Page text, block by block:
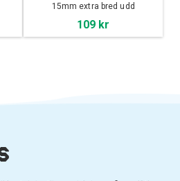
15mm extra bred udd
109 kr